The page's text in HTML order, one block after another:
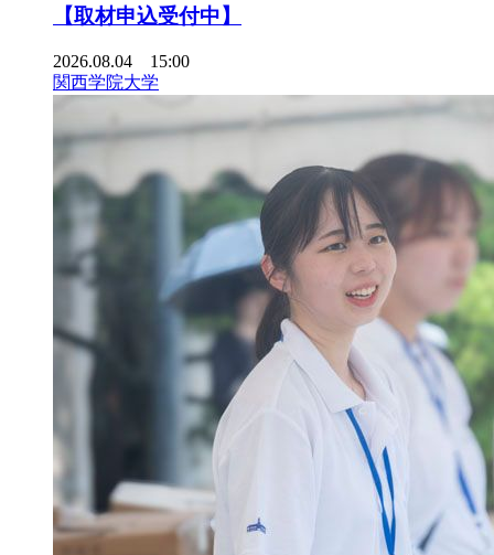
【取材申込受付中】
2026.08.04 15:00
関西学院大学